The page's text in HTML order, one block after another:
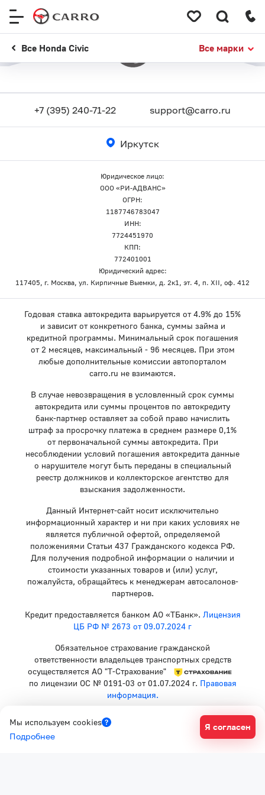
Все Honda Civic Все марки
+7 (395) 240-71-22 support@carro.ru
Иркутск
Юридическое лицо:
ООО «РИ-АДВАНС»
ОГРН:
1187746783047
ИНН:
7724451970
КПП:
772401001
Юридический адрес:
117405, г. Москва, ул. Кирпичные Выемки, д. 2к1, эт. 4, п. XII, оф. 412
Годовая ставка автокредита варьируется от 4.9% до 15%
и зависит от конкретного банка, суммы займа и
кредитной программы. Минимальный срок погашения
от 2 месяцев, максимальный - 96 месяцев. При этом
любые дополнительные комиссии автопорталом
carro.ru не взимаются.
В случае невозвращения в условленный срок суммы
автокредита или суммы процентов по автокредиту
банк-партнер оставляет за собой право начислить
штраф за просрочку платежа в среднем размере 0,1%
от первоначальной суммы автокредита. При
несоблюдении условий погашения автокредита данные
о нарушителе могут быть переданы в специальный
реестр должников и коллекторское агентство для
взыскания задолженности.
Данный Интернет-сайт носит исключительно
информационный характер и ни при каких условиях не
является публичной офертой, определяемой
положениями Статьи 437 Гражданского кодекса РФ.
Для получения подробной информации о наличии и
стоимости указанных товаров и (или) услуг,
пожалуйста, обращайтесь к менеджерам автосалонов-
партнеров.
Кредит предоставляется банком АО «ТБанк». Лицензия
ЦБ РФ № 2673 от 09.07.2024 г
Обязательное страхование гражданской
ответственности владельцев транспортных средств
осуществляется АО "Т-Страхование"
по лицензии ОС № 0191-03 от 01.07.2024 г. Правовая
информация.
Политика конфиденциальности
Согласие на рекламную рассылку
Мы используем cookies
Подробнее
Я согласен